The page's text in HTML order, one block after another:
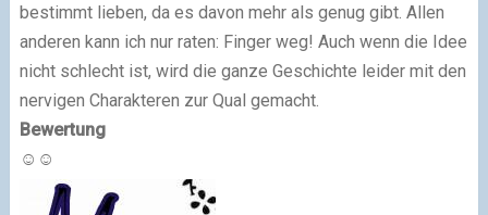
bestimmt lieben, da es davon mehr als genug gibt. Allen
anderen kann ich nur raten: Finger weg! Auch wenn die Idee
nicht schlecht ist, wird die ganze Geschichte leider mit den
nervigen Charakteren zur Qual gemacht.
Bewertung
☺ ☺